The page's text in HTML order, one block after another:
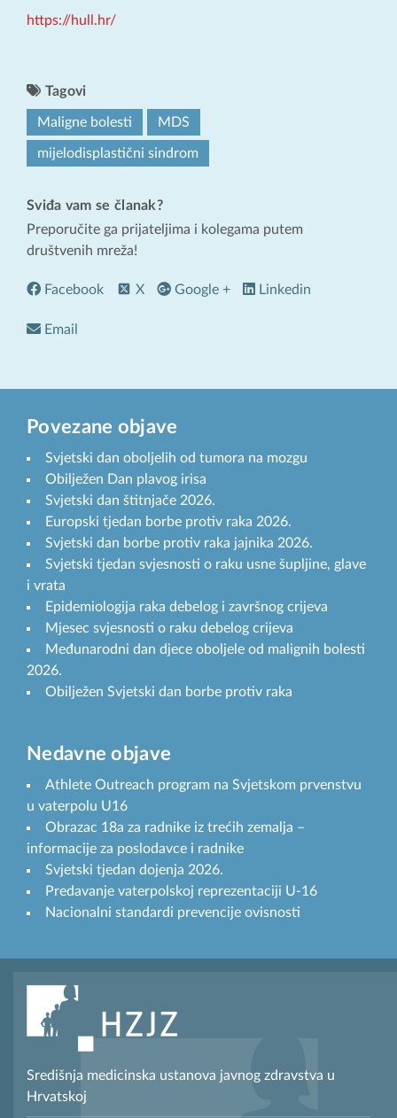
https://hull.hr/
Tagovi
Maligne bolesti MDS
mijelodisplastični sindrom
Sviđa vam se članak?
Preporučite ga prijateljima i kolegama putem
društvenih mreža!
Facebook X Google + Linkedin
Email
Povezane objave
Svjetski dan oboljelih od tumora na mozgu
Obilježen Dan plavog irisa
Svjetski dan štitnjače 2026.
Europski tjedan borbe protiv raka 2026.
Svjetski dan borbe protiv raka jajnika 2026.
Svjetski tjedan svjesnosti o raku usne šupljine, glave
i vrata
Epidemiologija raka debelog i završnog crijeva
Mjesec svjesnosti o raku debelog crijeva
Međunarodni dan djece oboljele od malignih bolesti
2026.
Obilježen Svjetski dan borbe protiv raka
Nedavne objave
Athlete Outreach program na Svjetskom prvenstvu
u vaterpolu U16
Obrazac 18a za radnike iz trećih zemalja –
informacije za poslodavce i radnike
Svjetski tjedan dojenja 2026.
Predavanje vaterpolskoj reprezentaciji U-16
Nacionalni standardi prevencije ovisnosti
Središnja medicinska ustanova javnog zdravstva u
Hrvatskoj